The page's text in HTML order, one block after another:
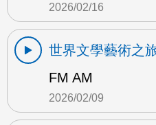
2026/02/16
世界文學藝術之
FM AM
2026/02/09